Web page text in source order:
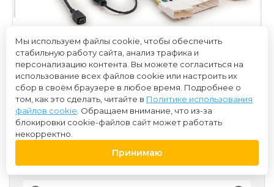
3 500 ₽
Мы используем файлы cookie, чтобы обеспечить
стабильную работу сайта, анализ трафика и
персонализацию контента. Вы можете согласиться на
использование всех файлов cookie или настроить их
сбор в своём браузере в любое время. Подробнее о
том, как это сделать, читайте в Политике использования
файлов cookie . Обращаем внимание, что из-за
блокировки cookie-файлов сайт может работать
некорректно.
Принимаю